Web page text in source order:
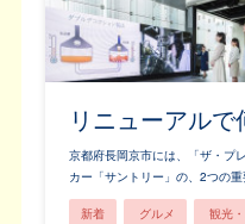
リニューアル
京都府長岡京市には、「ザ・プ
カー「サントリー」の、2つの
新着 グルメ 観光